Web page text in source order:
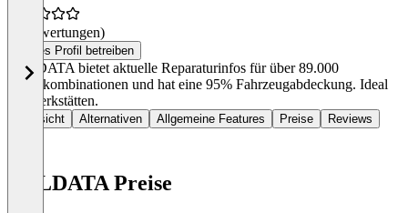
(0 Bewertungen)
Dieses Profil betreiben
ALLDATA bietet aktuelle Reparaturinfos für über 89.000
Motorkombinationen und hat eine 95% Fahrzeugabdeckung. Ideal
für Werkstätten.
Übersicht Alternativen Allgemeine Features Preise Reviews
ALLDATA Preise